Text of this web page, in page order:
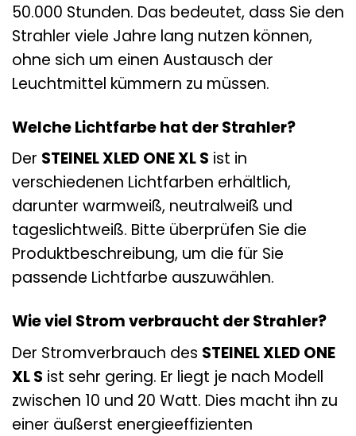
50.000 Stunden. Das bedeutet, dass Sie den
Strahler viele Jahre lang nutzen können,
ohne sich um einen Austausch der
Leuchtmittel kümmern zu müssen.
Welche Lichtfarbe hat der Strahler?
Der STEINEL XLED ONE XL S ist in
verschiedenen Lichtfarben erhältlich,
darunter warmweiß, neutralweiß und
tageslichtweiß. Bitte überprüfen Sie die
Produktbeschreibung, um die für Sie
passende Lichtfarbe auszuwählen.
Wie viel Strom verbraucht der Strahler?
Der Stromverbrauch des STEINEL XLED ONE
XL S ist sehr gering. Er liegt je nach Modell
zwischen 10 und 20 Watt. Dies macht ihn zu
einer äußerst energieeffizienten